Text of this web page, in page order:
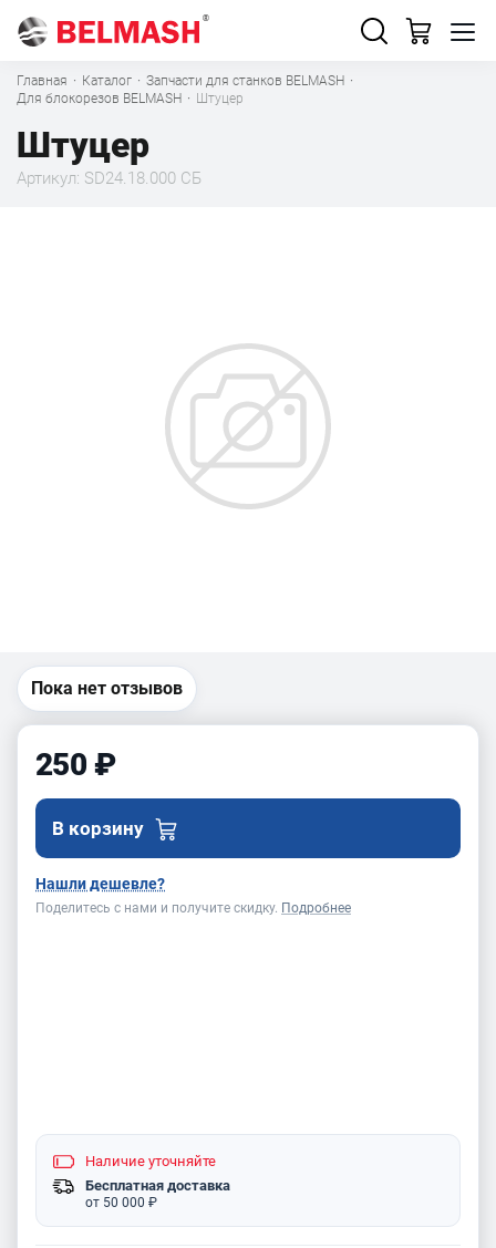
Главная · Каталог · Запчасти для станков BELMASH ·
Для блокорезов BELMASH · Штуцер
Штуцер
Артикул: SD24.18.000 СБ
Пока нет отзывов
250 ₽
В корзину
Нашли дешевле?
Поделитесь с нами и получите скидку. Подробнее
Наличие уточняйте
Бесплатная доставка
от 50 000 ₽